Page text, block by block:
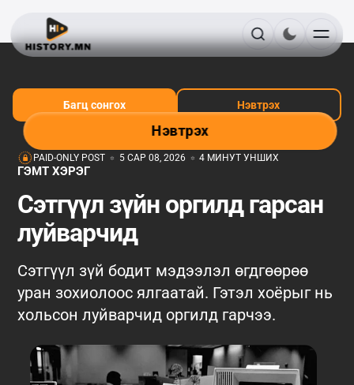
Нэвтрэх
Багц сонгох Нэвтрэх
PAID-ONLY POST 5 САР 08, 2026 4 МИНУТ УНШИХ
ГЭМТ ХЭРЭГ
Сэтгүүл зүйн оргилд гарсан
луйварчид
Сэтгүүл зүй бодит мэдээлэл өгдгөөрөө
уран зохиолоос ялгаатай. Гэтэл хоёрыг нь
хольсон луйварчид оргилд гарчээ.